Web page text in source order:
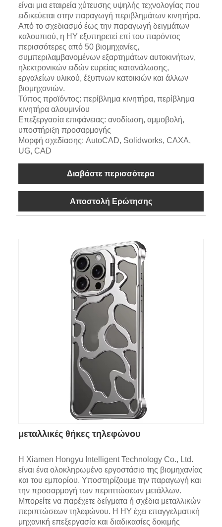
είναι μια εταιρεία χύτευσης υψηλής τεχνολογίας που
ειδικεύεται στην παραγωγή περιβλημάτων κινητήρα.
Από το σχεδιασμό έως την παραγωγή δειγμάτων
καλουπιού, η HY εξυπηρετεί επί του παρόντος
περισσότερες από 50 βιομηχανίες,
συμπεριλαμβανομένων εξαρτημάτων αυτοκινήτων,
ηλεκτρονικών ειδών ευρείας κατανάλωσης,
εργαλείων υλικού, έξυπνων κατοικιών και άλλων
βιομηχανιών.
Τύπος προϊόντος: περίβλημα κινητήρα, περίβλημα
κινητήρα αλουμινίου
Επεξεργασία επιφάνειας: ανοδίωση, αμμοβολή,
υποστήριξη προσαρμογής
Μορφή σχεδίασης: AutoCAD, Solidworks, CAXA,
UG, CAD
Διαβάστε περισσότερα
Αποστολή Ερώτησης
μεταλλικές θήκες τηλεφώνου
Η Xiamen Hongyu Intelligent Technology Co., Ltd.
είναι ένα ολοκληρωμένο εργοστάσιο της βιομηχανίας
και του εμπορίου. Υποστηρίζουμε την παραγωγή και
την προσαρμογή των περιπτώσεων μετάλλων.
Μπορείτε να παρέχετε δείγματα ή σχέδια μεταλλικών
περιπτώσεων τηλεφώνου. Η HY έχει επαγγελματική
μηχανική επεξεργασία και διαδικασίες δοκιμής